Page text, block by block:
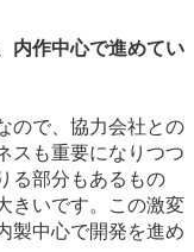
作中心で進めてい
ので、協力会社との
スも重要になりつつ
る部分もあるもの
きいです。この激変
製中心で開発を進め